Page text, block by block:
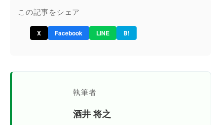
この記事をシェア
X Facebook LINE B!
執筆者
酒井 将之